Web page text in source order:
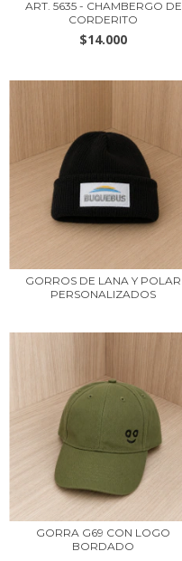
ART. 5635 - CHAMBERGO DE
CORDERITO
$14.000
GORROS DE LANA Y POLAR
PERSONALIZADOS
GORRA G69 CON LOGO
BORDADO